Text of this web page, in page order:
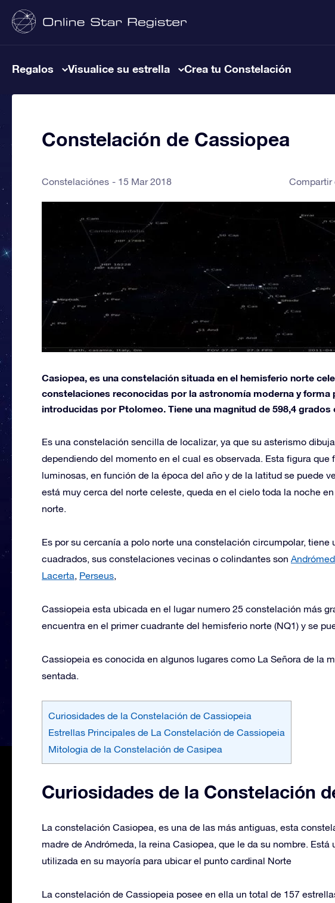
Regalos Visualice su estrella Crea tu Constelación
Constelación de Cassiopea
Constelaciónes 15 Mar 2018 Compartir
Casiopea, es una constelación situada en el hemisferio norte
constelaciones reconocidas por la astronomía moderna y forma
introducidas por Ptolomeo. Tiene una magnitud de 598,4 grados
Es una constelación sencilla de localizar, ya que su asterismo
dependiendo del momento en el cual es observada. Esta figura
luminosas, en función de la época del año y de la latitud se puede
está muy cerca del norte celeste, queda en el cielo toda la noche
norte.
Es por su cercanía a polo norte una constelación circumpolar, tiene
cuadrados, sus constelaciones vecinas o colindantes son
Lacerta, Perseus,
Cassiopeia esta ubicada en el lugar numero 25 constelación más
encuentra en el primer cuadrante del hemisferio norte (NQ1) y se
Cassiopeia es conocida en algunos lugares como La Señora de la
sentada.
Curiosidades de la Constelación de Cassiopeia
Estrellas Principales de La Constelación de Cassiopeia
Mitologia de la Constelación de Casipea
Curiosidades de la Constelación
La constelación Casiopea, es una de las más antiguas, esta
madre de Andrómeda, la reina Casiopea, que le da su nombre.
utilizada en su mayoría para ubicar el punto cardinal Norte
La constelación de Cassiopeia posee en ella un total de 157